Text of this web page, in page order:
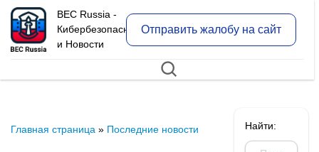
BEC Russia -
Кибербезопасность
и Новости
Отправить жалобу на сайт
Главная страница » Последние новости Найти: